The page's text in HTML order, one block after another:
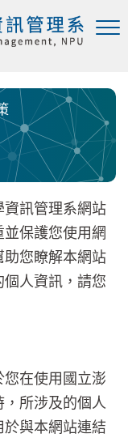
訊管理系網站
並保護您使用網
助您瞭解本網站
人資訊，請您
在使用國立澎
所涉及的個人
與本網站連結